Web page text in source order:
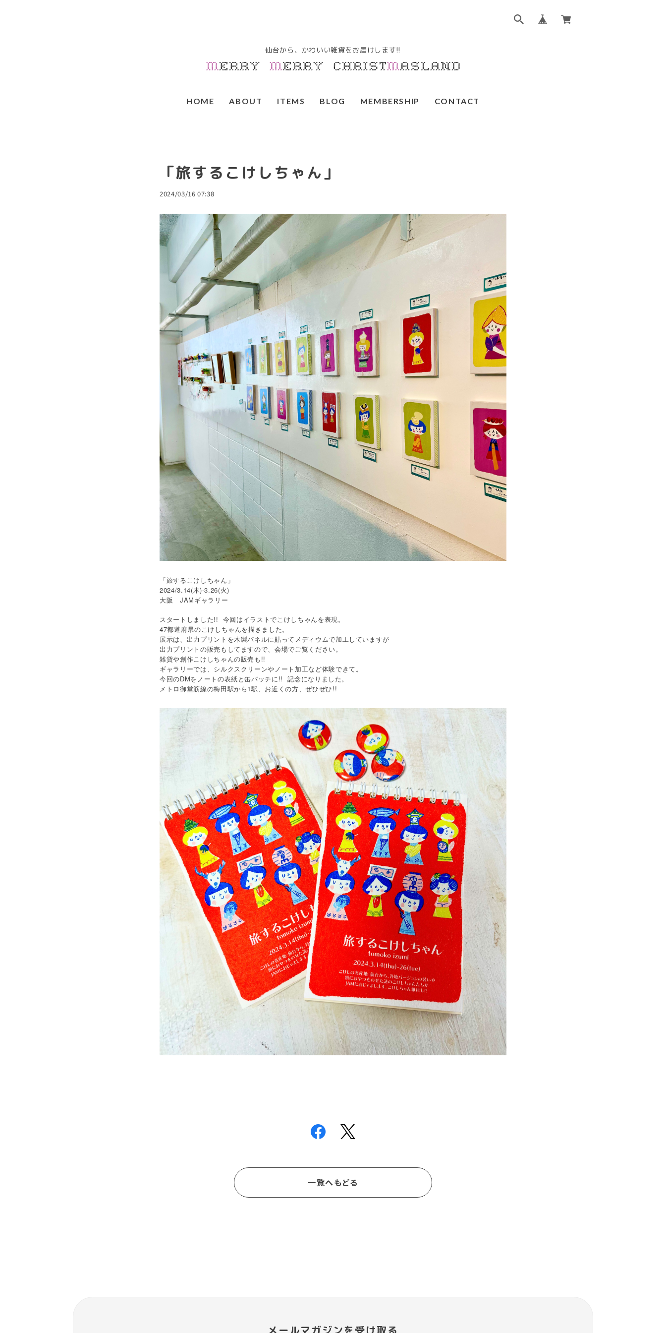
HOME ABOUT ITEMS BLOG MEMBERSHIP CONTACT
「旅するこけしちゃん」
2024/03/16 07:38
「旅するこけしちゃん」
2024/3.14(木)-3.26(火)
大阪 JAMギャラリー
スタートしました!! 今回はイラストでこけしちゃんを表現。
47都道府県のこけしちゃんを描きました。
展示は、出力プリントを木製パネルに貼ってメディウムで加工していますが
出力プリントの販売もしてますので、会場でご覧ください。
雑貨や創作こけしちゃんの販売も!!
ギャラリーでは、シルクスクリーンやノート加工など体験できて。
今回のDMをノートの表紙と缶バッチに!! 記念になりました。
メトロ御堂筋線の梅田駅から 1駅、お近くの方、ぜひぜひ !!
一覧へもどる